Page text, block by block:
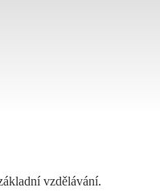
vzdělávání.